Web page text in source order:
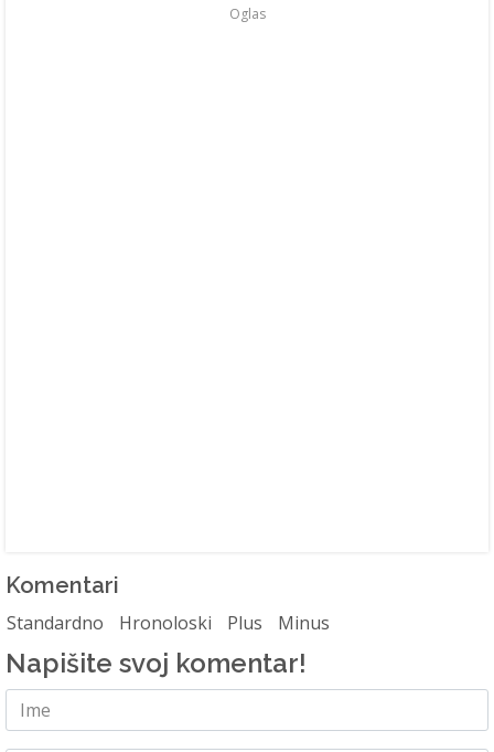
Oglas
Komentari
Standardno Hronoloski Plus Minus
Napišite svoj komentar!